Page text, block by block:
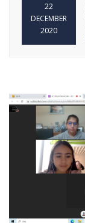
22
DECEMBER
2020